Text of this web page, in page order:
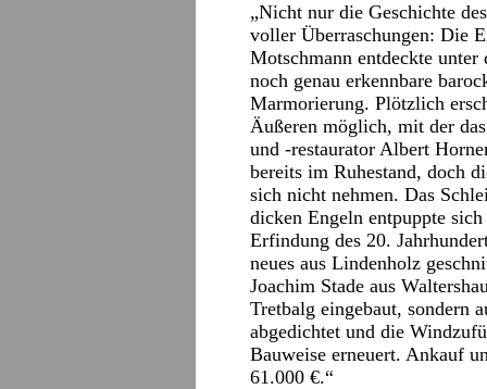
„Nicht nur die Geschichte
voller Überraschungen: Die
Motschmann entdeckte
noch genau erkennbare
Marmorierung. Plötzlich
Äußeren möglich, mit der
und -restaurator Albert
bereits im Ruhestand, doch
sich nicht nehmen. Das
dicken Engeln entpuppte
Erfindung des 20.
neues aus Lindenholz
Joachim Stade aus
Tretbalg eingebaut, sondern
abgedichtet und die
Bauweise erneuert. Ankauf
61.000 €.“